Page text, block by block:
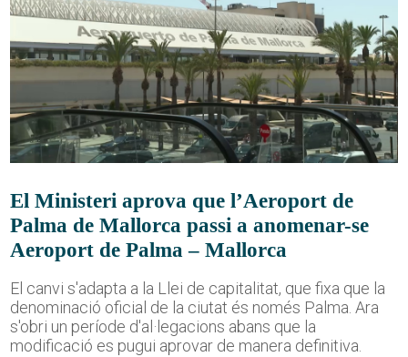
El Ministeri aprova que l’Aeroport de
Palma de Mallorca passi a anomenar-se
Aeroport de Palma – Mallorca
El canvi s'adapta a la Llei de capitalitat, que fixa que la
denominació oficial de la ciutat és només Palma. Ara
s'obri un període d'al·legacions abans que la
modificació es pugui aprovar de manera definitiva.